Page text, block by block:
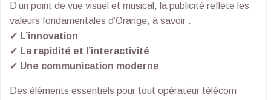
D’un point de vue visuel et musical, la publicité reflète les
valeurs fondamentales d’Orange, à savoir :
✔ L’innovation
✔ La rapidité et l’interactivité
✔ Une communication moderne
Des éléments essentiels pour tout opérateur télécom